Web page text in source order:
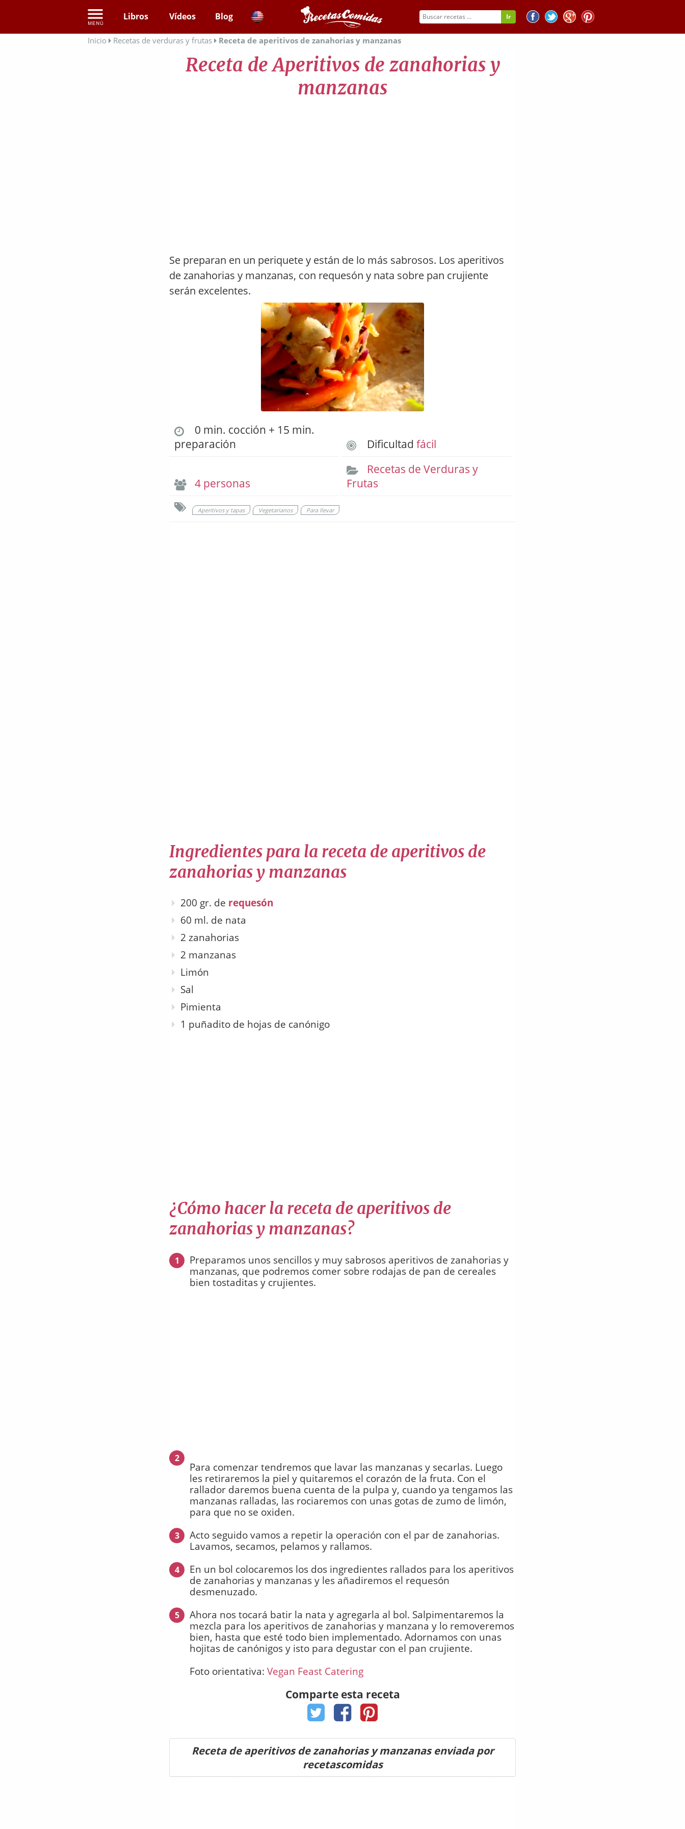
Libros Vídeos Blog
Inicio Recetas de verduras y frutas Receta de aperitivos de zanahorias y manzanas
Receta de Aperitivos de zanahorias y
manzanas
Se preparan en un periquete y están de lo más sabrosos. Los aperitivos
de zanahorias y manzanas, con requesón y nata sobre pan crujiente
serán excelentes.
0 min. cocción + 15 min.
preparación
Dificultadfácil
4 personas
Recetas de Verduras y
Frutas
Aperitivos y tapas Vegetarianos Para llevar
Ingredientes para la receta de aperitivos de
zanahorias y manzanas
200 gr. de requesón
60 ml. de nata
2 zanahorias
2 manzanas
Limón
Sal
Pimienta
1 puñadito de hojas de canónigo
¿Cómo hacer la receta de aperitivos de
zanahorias y manzanas?
1
Preparamos unos sencillos y muy sabrosos aperitivos de zanahorias y
manzanas, que podremos comer sobre rodajas de pan de cereales
bien tostaditas y crujientes.
2
Para comenzar tendremos que lavar las manzanas y secarlas. Luego
les retiraremos la piel y quitaremos el corazón de la fruta. Con el
rallador daremos buena cuenta de la pulpa y, cuando ya tengamos las
manzanas ralladas, las rociaremos con unas gotas de zumo de limón,
para que no se oxiden.
3
Acto seguido vamos a repetir la operación con el par de zanahorias.
Lavamos, secamos, pelamos y rallamos.
4
En un bol colocaremos los dos ingredientes rallados para los aperitivos
de zanahorias y manzanas y les añadiremos el requesón
desmenuzado.
5
Ahora nos tocará batir la nata y agregarla al bol. Salpimentaremos la
mezcla para los aperitivos de zanahorias y manzana y lo removeremos
bien, hasta que esté todo bien implementado. Adornamos con unas
hojitas de canónigos y isto para degustar con el pan crujiente.
Foto orientativa: Vegan Feast Catering
Comparte esta receta
Receta de aperitivos de zanahorias y manzanas enviada por
recetascomidas